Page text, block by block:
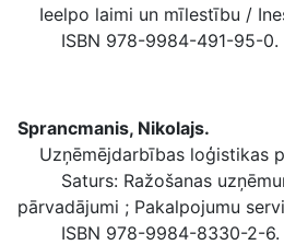
Ieelpo laimi un mīlestību /
ISBN 978-9984-491-95-0.
Sprancmanis, Nikolajs.
Uzņēmējdarbības loģistikas
Saturs: Ražošanas
pārvadājumi ; Pakalpojumu
ISBN 978-9984-8330-2-6.